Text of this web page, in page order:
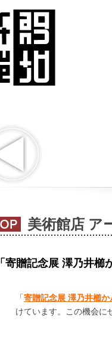
美術館店 ア
「寄贈記念展 澤乃井
「寄贈記念展 澤乃井櫛
けています。この機会に